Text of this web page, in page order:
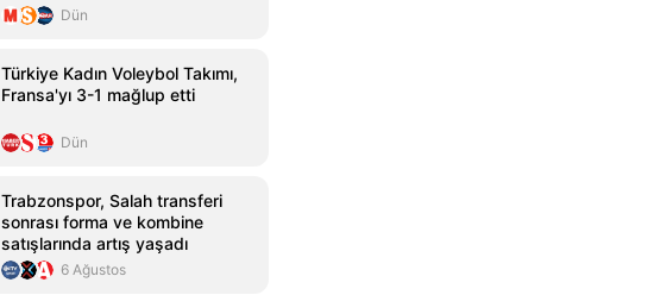
Dün
Türkiye Kadın Voleybol Takımı,
Fransa'yı 3-1 mağlup etti
Dün
Trabzonspor, Salah transferi
sonrası forma ve kombine
satışlarında artış yaşadı
6 Ağustos